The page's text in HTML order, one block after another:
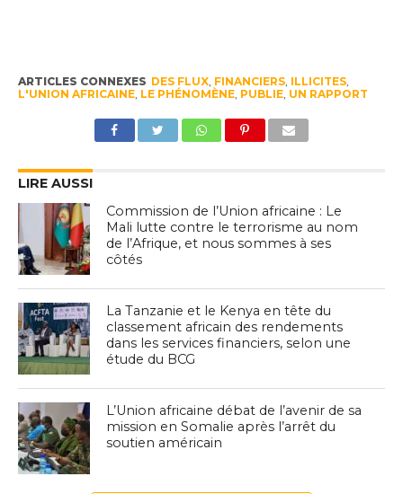
ARTICLES CONNEXES DES FLUX, FINANCIERS, ILLICITES,
L'UNION AFRICAINE, LE PHÉNOMÈNE, PUBLIE, UN RAPPORT
LIRE AUSSI
Commission de l’Union africaine : Le
Mali lutte contre le terrorisme au nom
de l’Afrique, et nous sommes à ses
côtés
La Tanzanie et le Kenya en tête du
classement africain des rendements
dans les services financiers, selon une
étude du BCG
L’Union africaine débat de l’avenir de sa
mission en Somalie après l’arrêt du
soutien américain